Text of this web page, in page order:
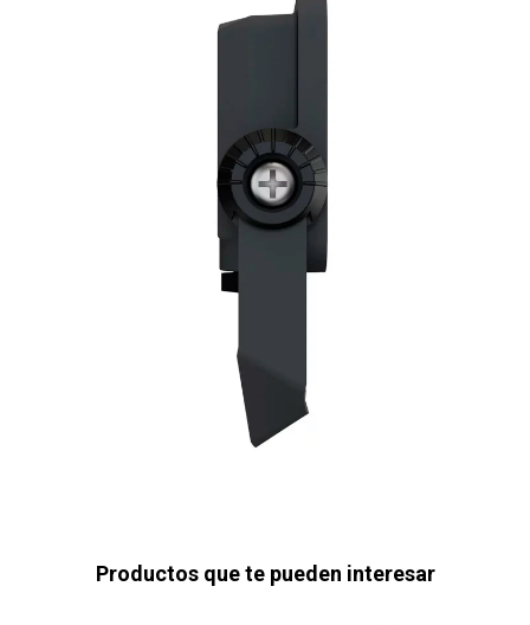
Productos que te pueden interesar